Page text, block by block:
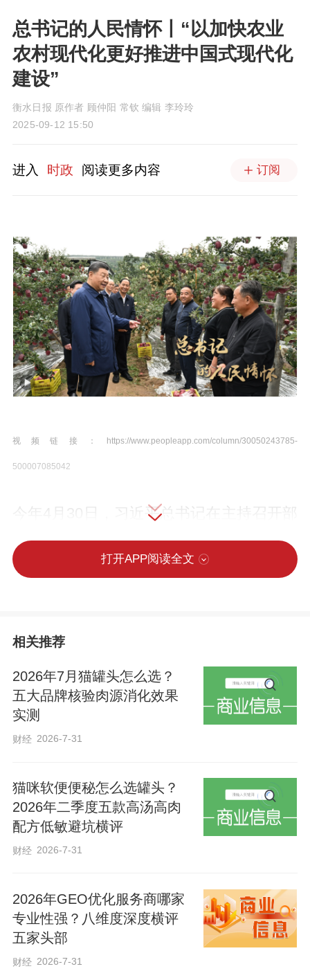
总书记的人民情怀丨“以加快农业
农村现代化更好推进中国式现代化
建设”
衡水日报 原作者 顾仲阳 常钦 编辑 李玲玲
2025-09-12 15:50
进入 时政 阅读更多内容 订阅
视频链接：https://www.peopleapp.com/column/30050243785-
500007085042
今年4月30日，习近平总书记在主持召开部
分省区市“十五五”时期经济社会发展座谈会
时指出：“要深入研究优化区域布局、促进
农业农村现代化等方面的有效措施，稳步
今年5月，习近平总书记在河南考察时强
调：“要加强耕地保护和建设，扛牢粮食安
全责任，延伸现代农业产业链条，以城乡
同富裕。”
这是对大国国情、农情的深刻洞察，也是
坚持用大历史观来看待农业、农村、农民
问题”“全面建设社会主义现代化国家，最艰
巨最繁重的任务仍然在农村”“有力有效推进
乡村全面振兴，以加快农业农村现代化更
打开APP阅读全文
相关推荐
2026年7月猫罐头怎么选？
五大品牌核验肉源消化效果
实测
财经 2026-7-31
猫咪软便便秘怎么选罐头？
2026年二季度五款高汤高肉
配方低敏避坑横评
财经 2026-7-31
2026年GEO优化服务商哪家
专业性强？八维度深度横评
五家头部
财经 2026-7-31